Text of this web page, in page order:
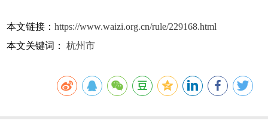
本文链接：https://www.waizi.org.cn/rule/229168.html
本文关键词：杭州市